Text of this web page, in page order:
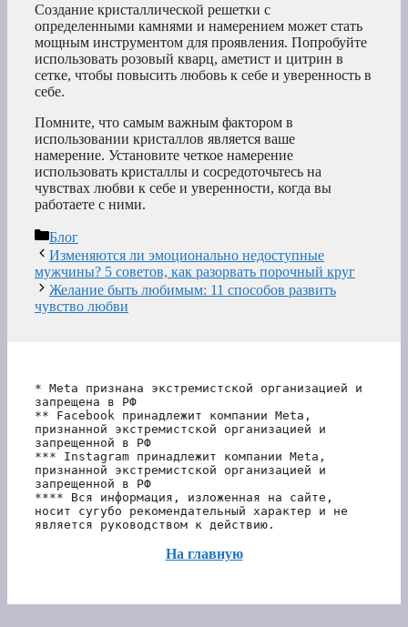
Создание кристаллической решетки с
определенными камнями и намерением может стать
мощным инструментом для проявления. Попробуйте
использовать розовый кварц, аметист и цитрин в
сетке, чтобы повысить любовь к себе и уверенность в
себе.
Помните, что самым важным фактором в
использовании кристаллов является ваше
намерение. Установите четкое намерение
использовать кристаллы и сосредоточьтесь на
чувствах любви к себе и уверенности, когда вы
работаете с ними.
Рубрики
Блог
Изменяются ли эмоционально недоступные
мужчины? 5 советов, как разорвать порочный круг
Желание быть любимым: 11 способов развить
чувство любви
* Meta признана экстремистской организацией и
запрещена в РФ
** Facebook принадлежит компании Meta,
признанной экстремистской организацией и
запрещенной в РФ
*** Instagram принадлежит компании Meta,
признанной экстремистской организацией и
запрещенной в РФ
**** Вся информация, изложенная на сайте,
носит сугубо рекомендательный характер и не
является руководством к действию.
На главную